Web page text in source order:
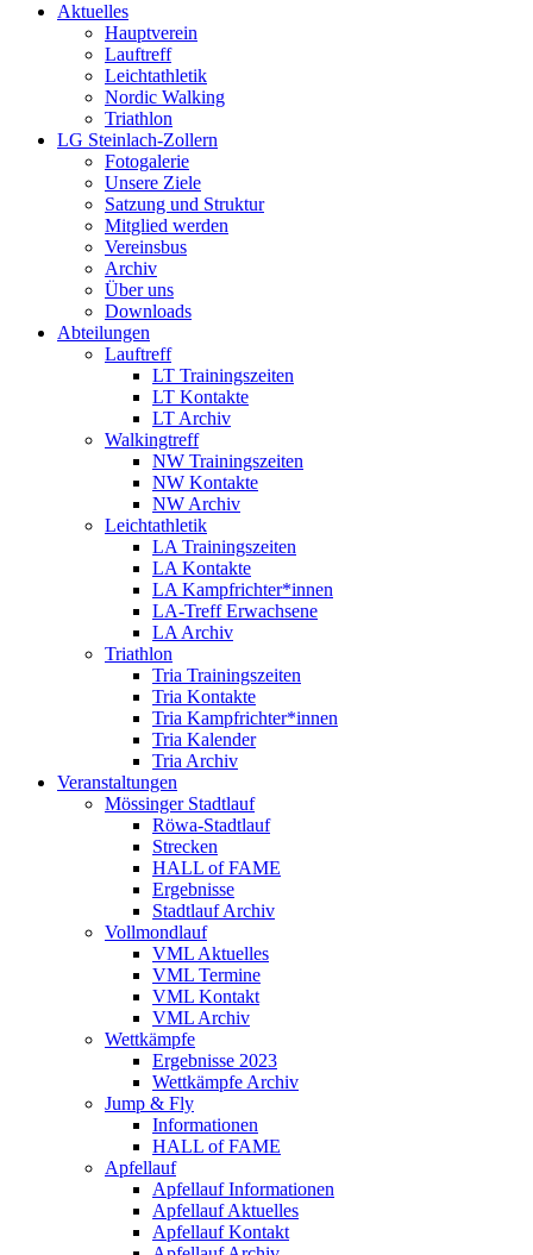
Aktuelles
Hauptverein
Lauftreff
Leichtathletik
Nordic Walking
Triathlon
LG Steinlach-Zollern
Fotogalerie
Unsere Ziele
Satzung und Struktur
Mitglied werden
Vereinsbus
Archiv
Über uns
Downloads
Abteilungen
Lauftreff
LT Trainingszeiten
LT Kontakte
LT Archiv
Walkingtreff
NW Trainingszeiten
NW Kontakte
NW Archiv
Leichtathletik
LA Trainingszeiten
LA Kontakte
LA Kampfrichter*innen
LA-Treff Erwachsene
LA Archiv
Triathlon
Tria Trainingszeiten
Tria Kontakte
Tria Kampfrichter*innen
Tria Kalender
Tria Archiv
Veranstaltungen
Mössinger Stadtlauf
Röwa-Stadtlauf
Strecken
HALL of FAME
Ergebnisse
Stadtlauf Archiv
Vollmondlauf
VML Aktuelles
VML Termine
VML Kontakt
VML Archiv
Wettkämpfe
Ergebnisse 2023
Wettkämpfe Archiv
Jump & Fly
Informationen
HALL of FAME
Apfellauf
Apfellauf Informationen
Apfellauf Aktuelles
Apfellauf Kontakt